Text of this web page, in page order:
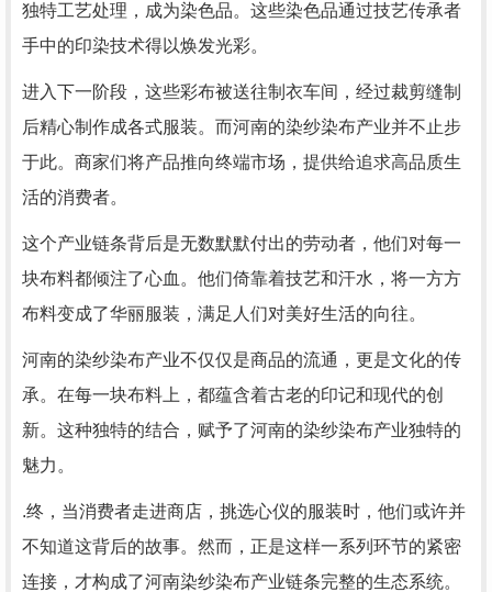
独特工艺处理，成为染色品。这些染色品通过技艺传承者
手中的印染技术得以焕发光彩。
进入下一阶段，这些彩布被送往制衣车间，经过裁剪缝制
后精心制作成各式服装。而河南的染纱染布产业并不止步
于此。商家们将产品推向终端市场，提供给追求高品质生
活的消费者。
这个产业链条背后是无数默默付出的劳动者，他们对每一
块布料都倾注了心血。他们倚靠着技艺和汗水，将一方方
布料变成了华丽服装，满足人们对美好生活的向往。
河南的染纱染布产业不仅仅是商品的流通，更是文化的传
承。在每一块布料上，都蕴含着古老的印记和现代的创
新。这种独特的结合，赋予了河南的染纱染布产业独特的
魅力。
.终，当消费者走进商店，挑选心仪的服装时，他们或许并
不知道这背后的故事。然而，正是这样一系列环节的紧密
连接，才构成了河南染纱染布产业链条完整的生态系统。